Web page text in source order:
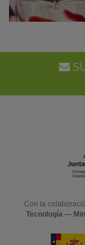
Con la
Tecnología —